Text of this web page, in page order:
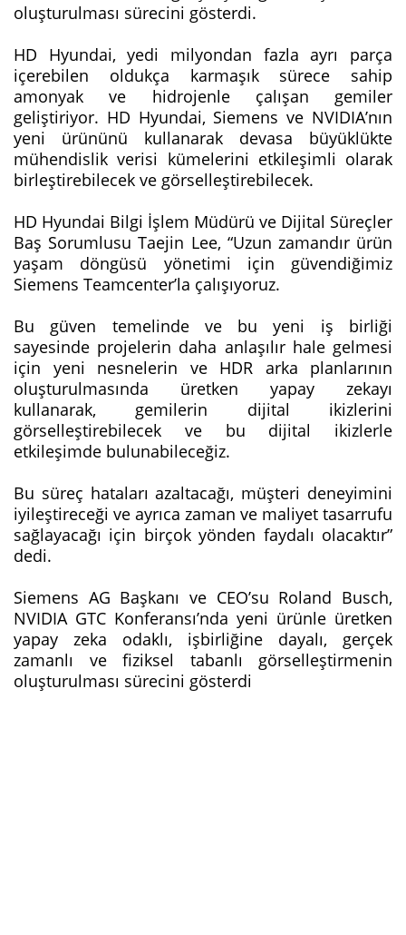
oluşturulması sürecini gösterdi.
HD Hyundai, yedi milyondan fazla ayrı parça
içerebilen oldukça karmaşık sürece sahip
amonyak ve hidrojenle çalışan gemiler
geliştiriyor. HD Hyundai, Siemens ve NVIDIA’nın
yeni ürününü kullanarak devasa büyüklükte
mühendislik verisi kümelerini etkileşimli olarak
birleştirebilecek ve görselleştirebilecek.
HD Hyundai Bilgi İşlem Müdürü ve Dijital Süreçler
Baş Sorumlusu Taejin Lee, “Uzun zamandır ürün
yaşam döngüsü yönetimi için güvendiğimiz
Siemens Teamcenter’la çalışıyoruz.
Bu güven temelinde ve bu yeni iş birliği
sayesinde projelerin daha anlaşılır hale gelmesi
için yeni nesnelerin ve HDR arka planlarının
oluşturulmasında üretken yapay zekayı
kullanarak, gemilerin dijital ikizlerini
görselleştirebilecek ve bu dijital ikizlerle
etkileşimde bulunabileceğiz.
Bu süreç hataları azaltacağı, müşteri deneyimini
iyileştireceği ve ayrıca zaman ve maliyet tasarrufu
sağlayacağı için birçok yönden faydalı olacaktır”
dedi.
Siemens AG Başkanı ve CEO’su Roland Busch,
NVIDIA GTC Konferansı’nda yeni ürünle üretken
yapay zeka odaklı, işbirliğine dayalı, gerçek
zamanlı ve fiziksel tabanlı görselleştirmenin
oluşturulması sürecini gösterdi